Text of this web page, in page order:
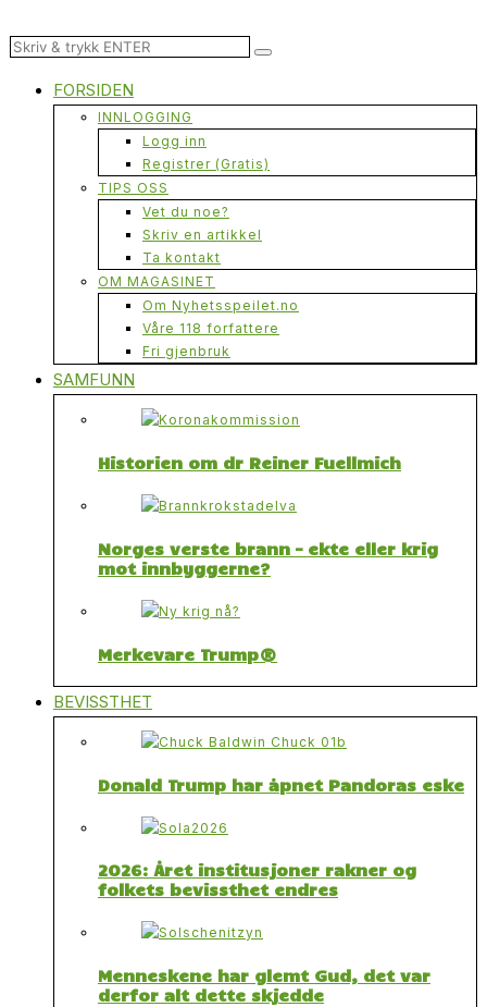
FORSIDEN
INNLOGGING
Logg inn
Registrer (Gratis)
TIPS OSS
Vet du noe?
Skriv en artikkel
Ta kontakt
OM MAGASINET
Om Nyhetsspeilet.no
Våre 118 forfattere
Fri gjenbruk
SAMFUNN
Historien om dr Reiner Fuellmich
Norges verste brann – ekte eller krig
mot innbyggerne?
Merkevare Trump®
BEVISSTHET
Donald Trump har åpnet Pandoras eske
2026: Året institusjoner rakner og
folkets bevissthet endres
Menneskene har glemt Gud, det var
derfor alt dette skjedde